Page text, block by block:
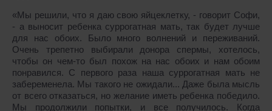
«Мы решили, что я даю свою яйцеклетку, - говорит Софи,
- а выносит ребенка суррогатная мать, так будет лучше
для нас обоих. Было много волнений и переживаний.
Очень трепетно выбирали донора спермы, хотелось,
чтобы он чем-то был похож на нас обоих и нам обоим
понравился. С первого раза наша суррогатная мать не
забеременела. Мы такого не ожидали... Даже была мысль
от всего отказаться, но желание иметь ребенка победило.
Мы продолжили попытки, и все получилось. Когда